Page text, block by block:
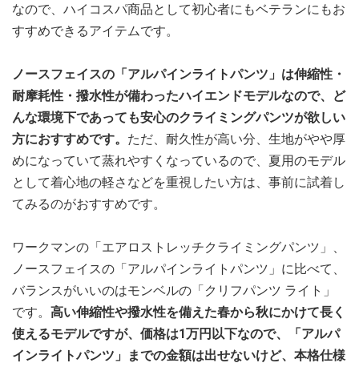
なので、ハイコスパ商品として初心者にもベテランにもお
すすめできるアイテムです。
ノースフェイスの「アルパインライトパンツ」は伸縮性・
耐摩耗性・撥水性が備わったハイエンドモデルなので、ど
んな環境下であっても安心のクライミングパンツが欲しい
方におすすめです。 ただ、耐久性が高い分、生地がやや厚
めになっていて蒸れやすくなっているので、夏用のモデル
として着心地の軽さなどを重視したい方は、事前に試着し
てみるのがおすすめです。
ワークマンの「エアロストレッチクライミングパンツ」、
ノースフェイスの「アルパインライトパンツ」に比べて、
バランスがいいのはモンベルの「クリフパンツ ライト」
です。 高い伸縮性や撥水性を備えた春から秋にかけて長く
使えるモデルですが、価格は1万円以下なので、「アルパ
インライトパンツ」までの金額は出せないけど、本格仕様